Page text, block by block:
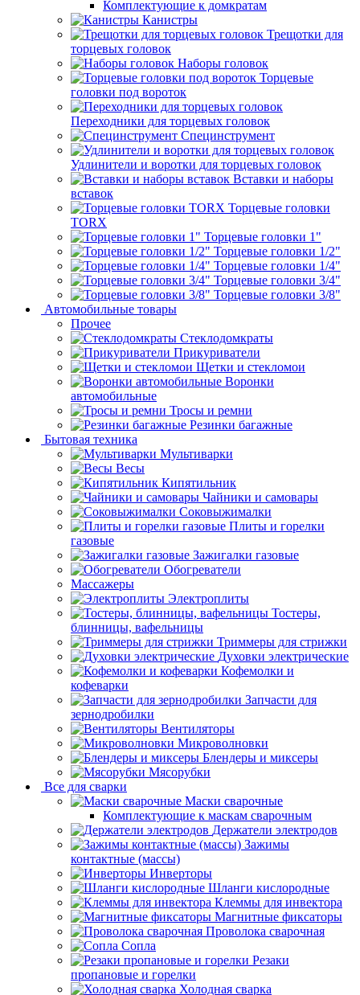
Комплектующие к домкратам
Канистры
Трещотки для
торцевых головок
Наборы головок
Торцевые
головки под вороток
Переходники для торцевых головок
Специнструмент
Удлинители и воротки для торцевых головок
Вставки и наборы
вставок
Торцевые головки
TORX
Торцевые головки 1"
Торцевые головки 1/2"
Торцевые головки 1/4"
Торцевые головки 3/4"
Торцевые головки 3/8"
Автомобильные товары
Прочее
Стеклодомкраты
Прикуриватели
Щетки и стекломои
Воронки
автомобильные
Тросы и ремни
Резинки багажные
Бытовая техника
Мультиварки
Весы
Кипятильник
Чайники и самовары
Соковыжималки
Плиты и горелки
газовые
Зажигалки газовые
Обогреватели
Массажеры
Электроплиты
Тостеры,
блинницы, вафельницы
Триммеры для стрижки
Духовки электрические
Кофемолки и
кофеварки
Запчасти для
зернодробилки
Вентиляторы
Микроволновки
Блендеры и миксеры
Мясорубки
Все для сварки
Маски сварочные
Комплектующие к маскам сварочным
Держатели электродов
Зажимы
контактные (массы)
Инверторы
Шланги кислородные
Клеммы для инвектора
Магнитные фиксаторы
Проволока сварочная
Сопла
Резаки
пропановые и горелки
Холодная сварка